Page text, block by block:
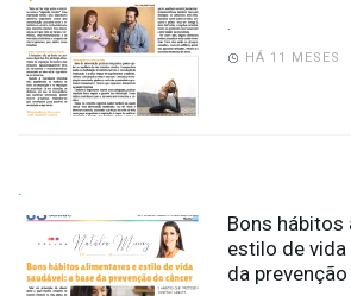
.
HÁ 11 MESES
.
Bons hábitos
estilo de vida
da